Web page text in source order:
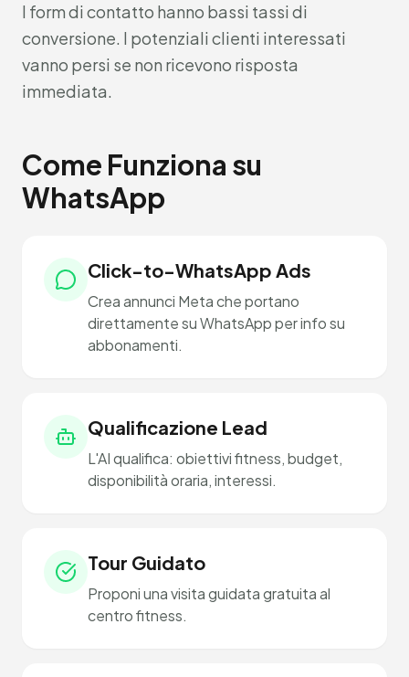
I form di contatto hanno bassi tassi di
conversione. I potenziali clienti interessati
vanno persi se non ricevono risposta
immediata.
Come Funziona su
WhatsApp
Click-to-WhatsApp Ads
Crea annunci Meta che portano
direttamente su WhatsApp per info su
abbonamenti.
Qualificazione Lead
L'AI qualifica: obiettivi fitness, budget,
disponibilità oraria, interessi.
Tour Guidato
Proponi una visita guidata gratuita al
centro fitness.